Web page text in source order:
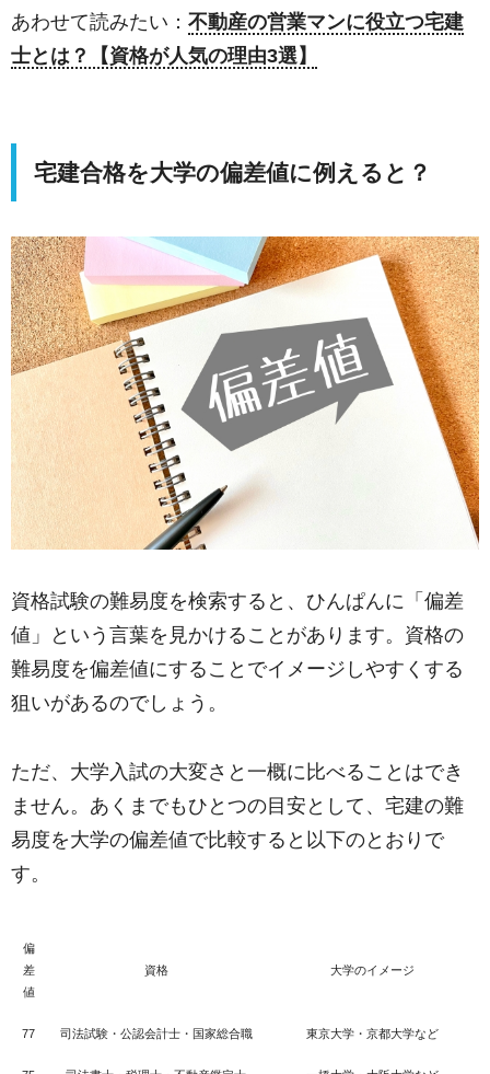
あわせて読みたい： 不動産の営業マンに役立つ宅建
士とは？【資格が人気の理由3選】
宅建合格を大学の偏差値に例えると？
資格試験の難易度を検索すると、ひんぱんに「偏差
値」という言葉を見かけることがあります。資格の
難易度を偏差値にすることでイメージしやすくする
狙いがあるのでしょう。
ただ、大学入試の大変さと一概に比べることはでき
ません。あくまでもひとつの目安として、宅建の難
易度を大学の偏差値で比較すると以下のとおりで
す。
偏
差
値
資格 大学のイメージ
77 司法試験・公認会計士・国家総合職 東京大学・京都大学など